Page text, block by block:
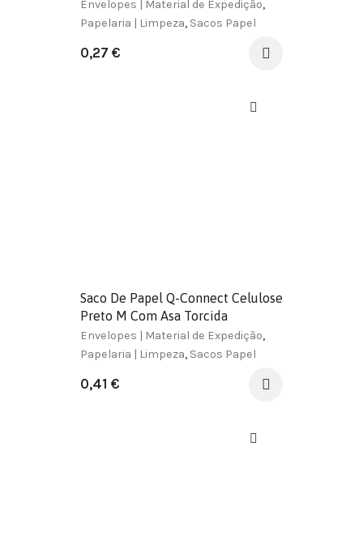
Envelopes | Material de Expedição,
Papelaria | Limpeza, Sacos Papel
0,27 €
Saco De Papel Q-Connect Celulose
Preto M Com Asa Torcida
270X370X12 Mm
Envelopes | Material de Expedição,
Papelaria | Limpeza, Sacos Papel
0,41 €